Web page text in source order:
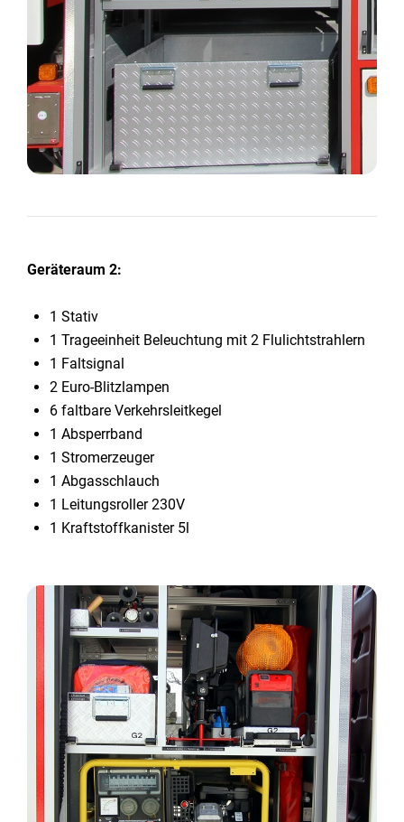
Geräteraum 2:
1 Stativ
1 Trageeinheit Beleuchtung mit 2 Flulichtstrahlern
1 Faltsignal
2 Euro-Blitzlampen
6 faltbare Verkehrsleitkegel
1 Absperrband
1 Stromerzeuger
1 Abgasschlauch
1 Leitungsroller 230V
1 Kraftstoffkanister 5l